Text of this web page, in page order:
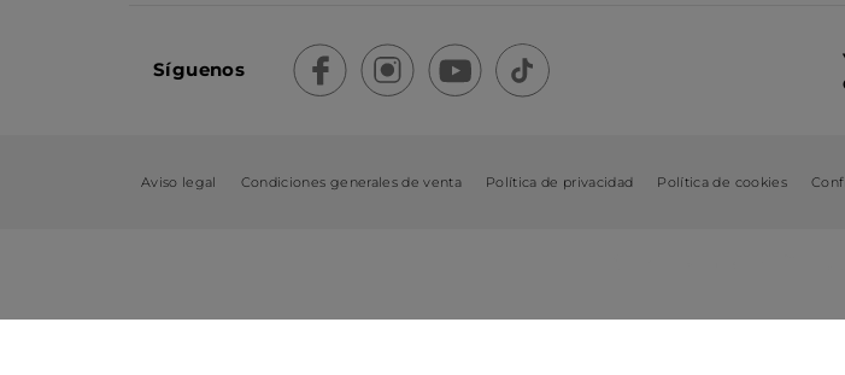
Síguenos
Aviso legal Condiciones generales de venta Política de privacidad Política de cookies